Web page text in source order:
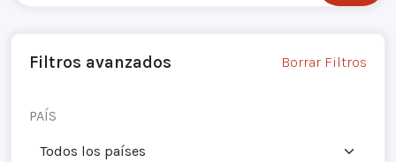
Filtros avanzados Borrar Filtros
PAÍS